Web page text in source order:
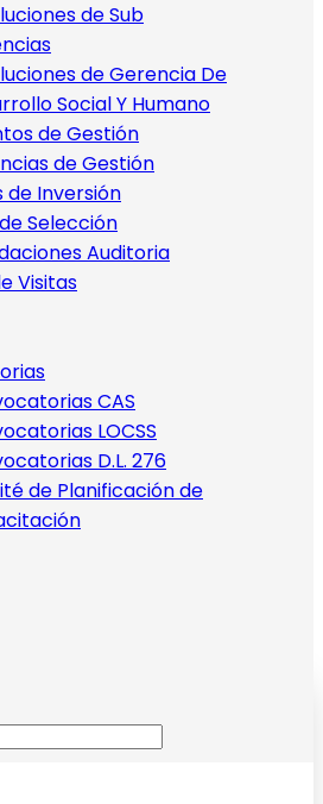
de Sub
de Gerencia De
Social Y Humano
de Gestión
de Gestión
de Inversión
Selección
Auditoria
Visitas
CAS
LOCSS
D.L. 276
de Planificación de
y
Alimentaria